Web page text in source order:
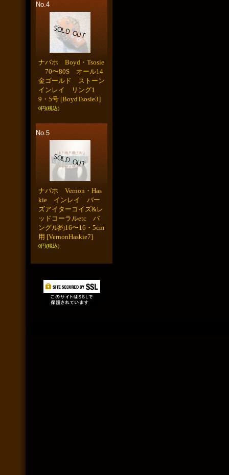
No.4
ナバホ Boyd・Tsosie
70〜80S オール14
金ゴールド ストーン
インレイ リング1
9・5号 [BoydTsosie3]
0円(税込)
No.5
ナバホ Vernon・Has
kie インレイ バー
ズアイターコイズ&レ
ッドコーラルetc バ
ングル約16〜16・5cm
用 [VernonHaskie7]
0円(税込)